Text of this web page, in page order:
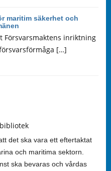
maritim säkerhet och
Försvarsmaktens inriktning
[…]
det ska vara ett eftertaktat
och maritima sektorn.
ska bevaras och vårdas